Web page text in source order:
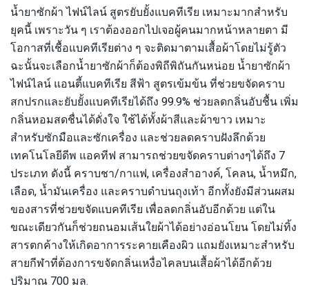
น้ำยาซักผ้า ไฟน์ไลน์ สูตรยับยั้งแบคทีเรีย เหมาะมากสำหรับ
ยุคนี้ เพราะวัน ๆ เราต้องออกไปเจอผู้คนมากหน้าหลายตา มี
โอกาสที่เชื้อแบคทีเรียต่าง ๆ จะติดมาตามเสื้อผ้าโดยไม่รู้ตัว
ฉะนั้นจะเลือกน้ำยาซักผ้าก็ต้องพิถีพิถันกันหน่อย น้ำยาซักผ้า
ไฟน์ไลน์ แอนตี้แบคทีเรีย สีฟ้า สูตรเข้มข้น ที่ช่วยขจัดคราบ
สกปรกและยับยั้งแบคทีเรียได้ถึง 99.9% ช่วยลดกลิ่นอับชื้น เพิ่ม
กลิ่นหอมสดชื่นได้ดั่งใจ ใช้ได้ทั้งผ้าสีและผ้าขาว เหมาะ
สำหรับซักมือและซักเครื่อง และช่วยลดคราบฝังลึกด้วย
เทคโนโลยีดีพ แอคทีฟ สามารถช่วยขจัดคราบต่างๆได้ถึง 7
ประเภท ดังนี้ คราบชา/กาแฟ, เครื่องสำอางค์, โคลน, น้ำหมึก,
เลือด, น้ำมันเครื่อง และคราบดำบนถุงเท้า อีกทั้งยังมีส่วนผสม
ของสารที่ช่วยขจัดแบคทีเรีย เพื่อลดกลิ่นอับอีกด้วย แต่ใน
ขณะเดียวกันก็ช่วยถนอมเส้นใยผ้าได้อย่างอ่อนโยน โดยไม่ทิ้ง
สารตกค้างให้เกิดอาการระคายเคืองผิว แถมยังเหมาะสำหรับ
สายกีฬาที่ต้องการขจัดกลิ่นเหงื่อไคลบนเสื้อผ้าได้อีกด้วย
ปริมาณ 700 มล.